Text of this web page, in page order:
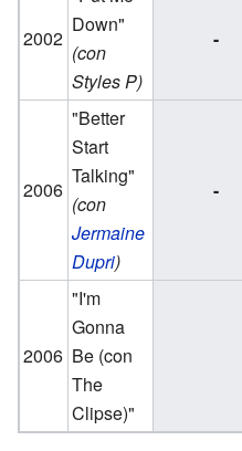
2002
Down"
(con
Styles P)
-
2006
"Better
Start
Talking"
(con
Jermaine
Dupri)
-
2006
"I'm
Gonna
Be (con
The
Clipse)"